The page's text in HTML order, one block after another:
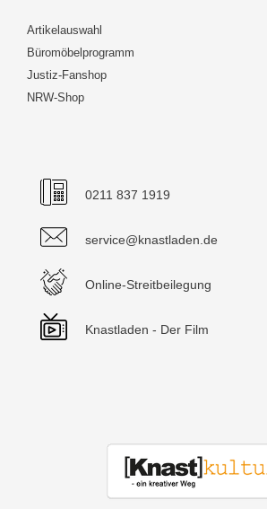
Artikelauswahl
Büromöbelprogramm
Justiz-Fanshop
NRW-Shop
0211 837 1919
service@knastladen.de
Online-Streitbeilegung
Knastladen - Der Film